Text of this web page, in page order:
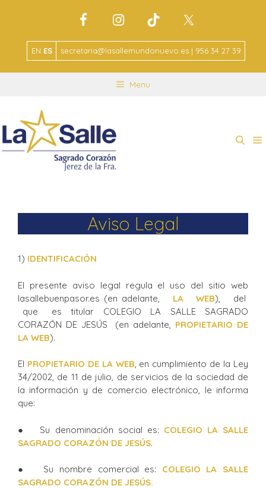
EN ES secretaria@lasallemundonuevo.es | 956 34 27 39
Menu
Aviso Legal
1) IDENTIFICACIÓN
El presente aviso legal regula el uso del sitio web
lasallebuenpasor.es (en adelante, LA WEB), del
que es titular COLEGIO LA SALLE SAGRADO
CORAZÓN DE JESÚS (en adelante, PROPIETARIO DE
LA WEB).
El PROPIETARIO DE LA WEB, en cumplimiento de la Ley
34/2002, de 11 de julio, de servicios de la sociedad de
la información y de comercio electrónico, le informa
que:
● Su denominación social es: COLEGIO LA SALLE
SAGRADO CORAZÓN DE JESÚS.
● Su nombre comercial es: COLEGIO LA SALLE
SAGRADO CORAZÓN DE JESÚS.